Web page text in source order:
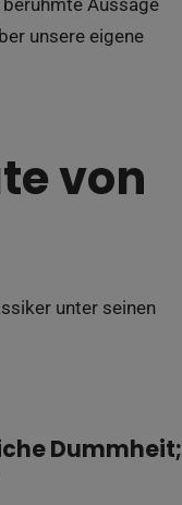
unsere eigene
von
unter seinen
Dummheit;